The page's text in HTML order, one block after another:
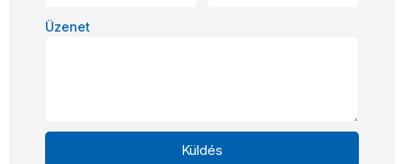
Üzenet
Küldés